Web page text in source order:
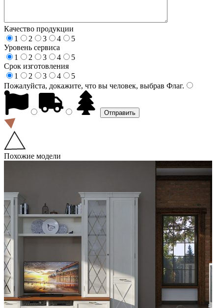
Качество продукции
1
2 3 4
5
Уровень сервиса
1
2 3 4
5
Срок изготовления
1
2 3 4
5
Пожалуйста, докажите, что вы человек, выбрав Флаг.
Похожие модели